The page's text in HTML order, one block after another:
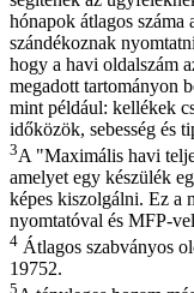
hónapok átlagos száma
szándékoznak
hogy a havi oldalszám
megadott tartományon
mint például: kellékek
időközök, sebesség és
3A "Maximális havi
amelyet egy készülék
képes kiszolgálni. Ez a
nyomtatóval és MFP-
4 Átlagos szabványos
19752.
5